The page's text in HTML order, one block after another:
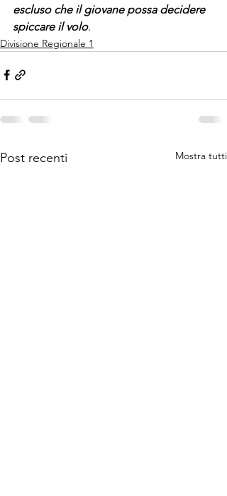
escluso che il giovane possa decidere
spiccare il volo.
Divisione Regionale 1
Post recenti Mostra tutti